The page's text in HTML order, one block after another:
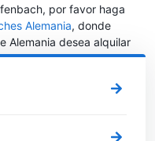
por favor haga
Alemania, donde
Alemania desea alquilar